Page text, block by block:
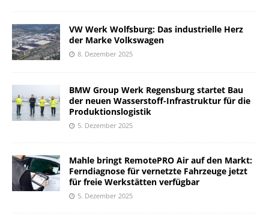
VW Werk Wolfsburg: Das industrielle Herz
der Marke Volkswagen
8. Dezember 2025
BMW Group Werk Regensburg startet Bau
der neuen Wasserstoff-Infrastruktur für die
Produktionslogistik
5. Dezember 2025
Mahle bringt RemotePRO Air auf den Markt:
Ferndiagnose für vernetzte Fahrzeuge jetzt
für freie Werkstätten verfügbar
5. Dezember 2025